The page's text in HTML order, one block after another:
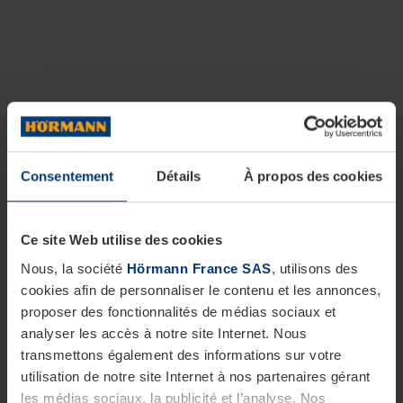
Consentement Détails À propos des cookies
Ce site Web utilise des cookies
Nous, la société Hörmann France SAS, utilisons des
cookies afin de personnaliser le contenu et les annonces,
proposer des fonctionnalités de médias sociaux et
analyser les accès à notre site Internet. Nous
transmettons également des informations sur votre
utilisation de notre site Internet à nos partenaires gérant
les médias sociaux, la publicité et l’analyse. Nos